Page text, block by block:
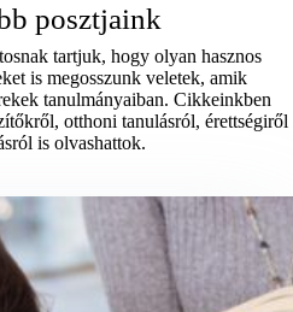
posztjaink
tartjuk, hogy olyan hasznos
is megosszunk veletek, amik
tanulmányaiban. Cikkeinkben
otthoni tanulásról, érettségiről
is olvashattok.